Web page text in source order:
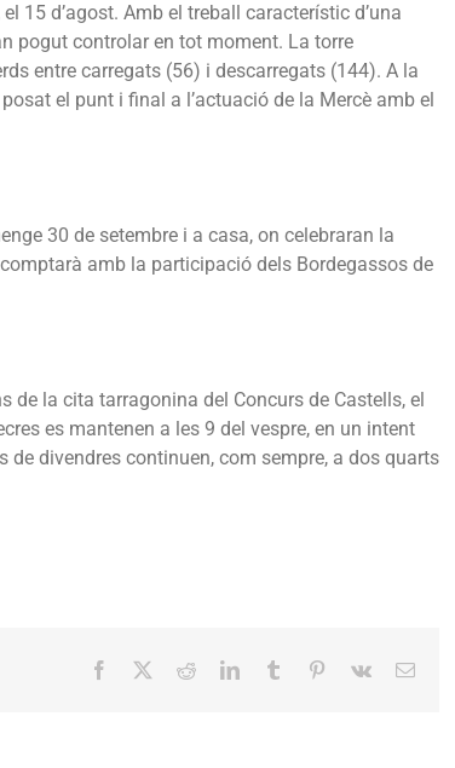
15 d’agost. Amb el treball característic d’una
pogut controlar en tot moment. La torre
entre carregats (56) i descarregats (144). A la
el punt i final a l’actuació de la Mercè amb el
30 de setembre i a casa, on celebraran la
amb la participació dels Bordegassos de
de la cita tarragonina del Concurs de Castells, el
es mantenen a les 9 del vespre, en un intent
divendres continuen, com sempre, a dos quarts
Facebook RedditLinkedInTumblr Pinterest
Vk Email: